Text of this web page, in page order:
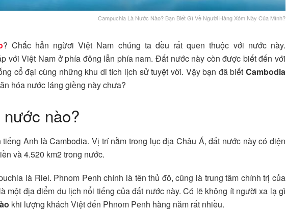
Campuchia Là Nước Nào? Bạn Biết Gì Về Người Hàng Xóm Này Của Mình?
? Chắc hẳn ngừơi Việt Nam chúng ta đều rất quen thuộc với nước này.
với Việt Nam ở phía đông lẫn phía nam. Đất nước này còn được biết đến với
cổ đại cùng những khu di tích lịch sử tuyệt vời. Vậy bạn đã biết Cambodia
hóa nước láng giềng này chưa?
nào?
Anh là Cambodia. Vị trí nằm trong lục địa Châu Á, đất nước này có diện
và 4.520 km2 trong nước.
là Riel. Phnom Penh chính là tên thủ đô, cũng là trung tâm chính trị của
một địa điểm du lịch nổi tiếng của đất nước này. Có lẽ không ít người xa lạ gì
khi lượng khách Việt đến Phnom Penh hàng năm rất nhiều.